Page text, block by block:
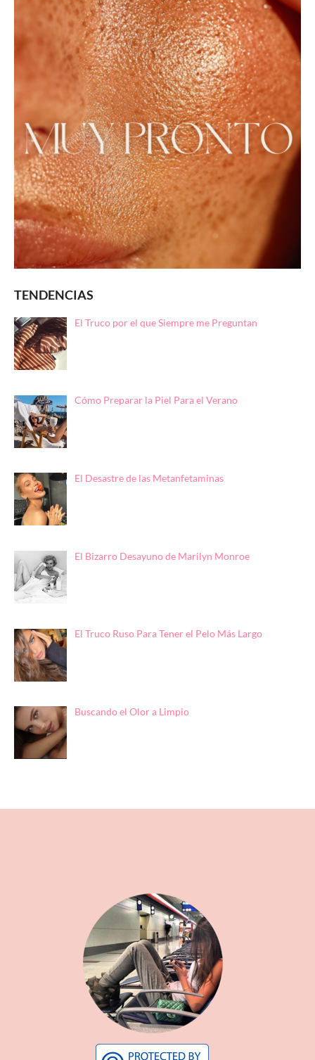
TENDENCIAS
El Truco por el que Siempre me Preguntan
Cómo Preparar la Piel Para el Verano
El Desastre de las Metanfetaminas
El Bizarro Desayuno de Marilyn Monroe
El Truco Ruso Para Tener el Pelo Más Largo
Buscando el Olor a Limpio